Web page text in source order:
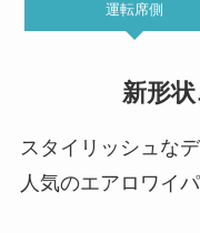
運転席側
新形
スタイリッシュな
人気のエアロワイ